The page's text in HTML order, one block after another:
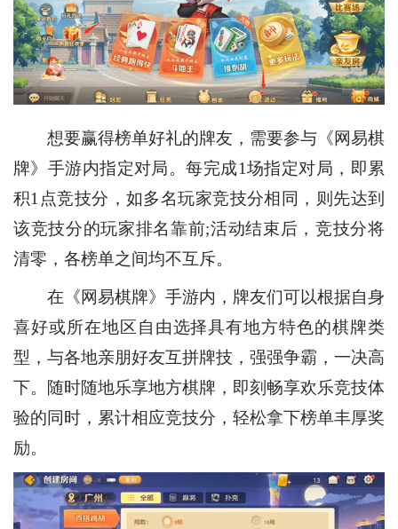
想要赢得榜单好礼的牌友，需要参与《网易棋
牌》手游内指定对局。每完成1场指定对局，即累
积1点竞技分，如多名玩家竞技分相同，则先达到
该竞技分的玩家排名靠前;活动结束后，竞技分将
清零，各榜单之间均不互斥。
在《网易棋牌》手游内，牌友们可以根据自身
喜好或所在地区自由选择具有地方特色的棋牌类
型，与各地亲朋好友互拼牌技，强强争霸，一决高
下。随时随地乐享地方棋牌，即刻畅享欢乐竞技体
验的同时，累计相应竞技分，轻松拿下榜单丰厚奖
励。